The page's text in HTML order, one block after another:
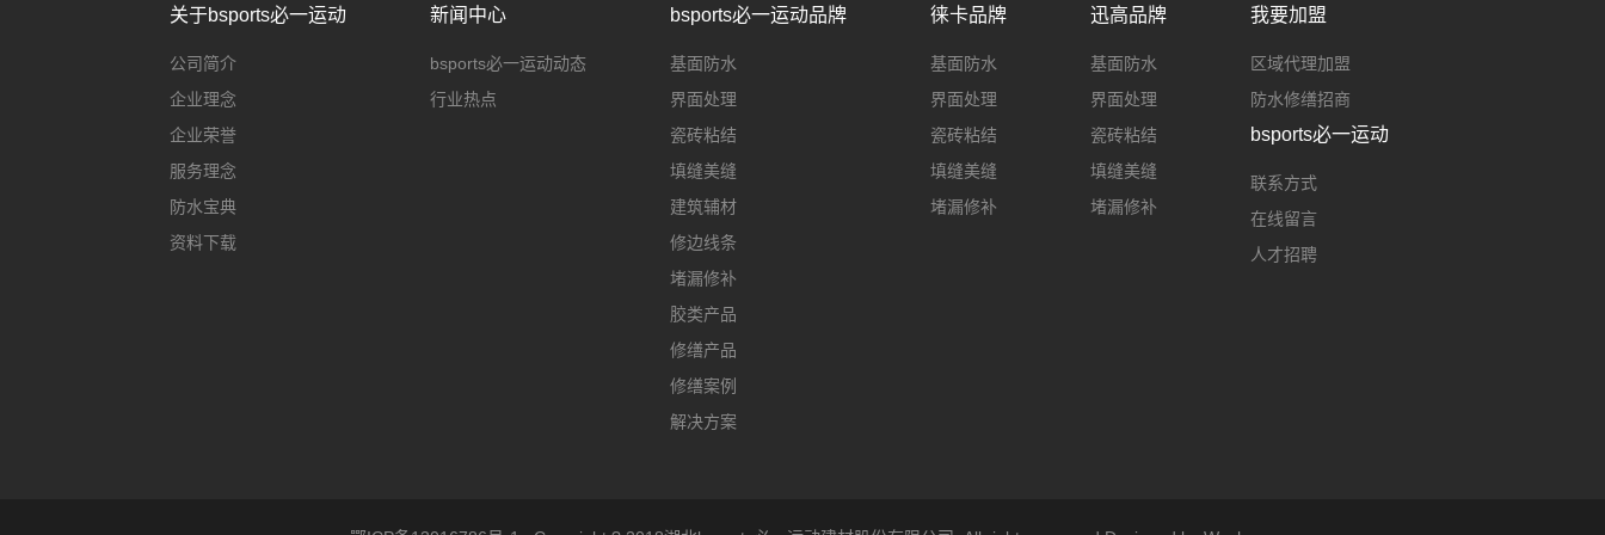
关于bsports必一运动
公司简介
企业理念
企业荣誉
服务理念
防水宝典
资料下载
新闻中心
bsports必一运动动态
行业热点
bsports必一运动品牌
基面防水
界面处理
瓷砖粘结
填缝美缝
建筑辅材
修边线条
堵漏修补
胶类产品
修缮产品
修缮案例
解决方案
徕卡品牌
基面防水
界面处理
瓷砖粘结
填缝美缝
堵漏修补
迅高品牌
基面防水
界面处理
瓷砖粘结
填缝美缝
堵漏修补
我要加盟
区域代理加盟
防水修缮招商
bsports必一运动
联系方式
在线留言
人才招聘